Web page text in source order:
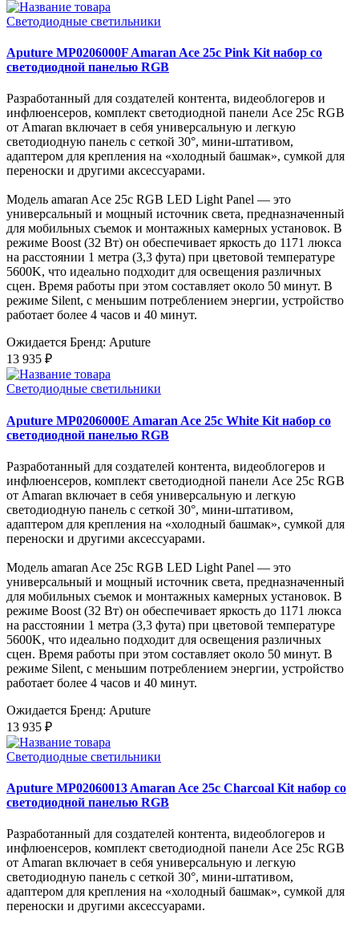
Светодиодные светильники
Aputure MP0206000F Amaran Ace 25c Pink Kit набор со
светодиодной панелью RGB
Разработанный для создателей контента, видеоблогеров и
инфлюенсеров, комплект светодиодной панели Ace 25c RGB
от Amaran включает в себя универсальную и легкую
светодиодную панель с сеткой 30°, мини-штативом,
адаптером для крепления на «холодный башмак», сумкой для
переноски и другими аксессуарами.
Модель amaran Ace 25c RGB LED Light Panel — это
универсальный и мощный источник света, предназначенный
для мобильных съемок и монтажных камерных установок. В
режиме Boost (32 Вт) он обеспечивает яркость до 1171 люкса
на расстоянии 1 метра (3,3 фута) при цветовой температуре
5600K, что идеально подходит для освещения различных
сцен. Время работы при этом составляет около 50 минут. В
режиме Silent, с меньшим потреблением энергии, устройство
работает более 4 часов и 40 минут.
Ожидается Бренд: Aputure
13 935 ₽
Светодиодные светильники
Aputure MP0206000E Amaran Ace 25c White Kit набор со
светодиодной панелью RGB
Разработанный для создателей контента, видеоблогеров и
инфлюенсеров, комплект светодиодной панели Ace 25c RGB
от Amaran включает в себя универсальную и легкую
светодиодную панель с сеткой 30°, мини-штативом,
адаптером для крепления на «холодный башмак», сумкой для
переноски и другими аксессуарами.
Модель amaran Ace 25c RGB LED Light Panel — это
универсальный и мощный источник света, предназначенный
для мобильных съемок и монтажных камерных установок. В
режиме Boost (32 Вт) он обеспечивает яркость до 1171 люкса
на расстоянии 1 метра (3,3 фута) при цветовой температуре
5600K, что идеально подходит для освещения различных
сцен. Время работы при этом составляет около 50 минут. В
режиме Silent, с меньшим потреблением энергии, устройство
работает более 4 часов и 40 минут.
Ожидается Бренд: Aputure
13 935 ₽
Светодиодные светильники
Aputure MP02060013 Amaran Ace 25c Charcoal Kit набор со
светодиодной панелью RGB
Разработанный для создателей контента, видеоблогеров и
инфлюенсеров, комплект светодиодной панели Ace 25c RGB
от Amaran включает в себя универсальную и легкую
светодиодную панель с сеткой 30°, мини-штативом,
адаптером для крепления на «холодный башмак», сумкой для
переноски и другими аксессуарами.